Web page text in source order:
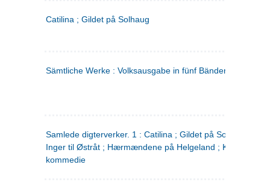
Catilina ; Gildet på Solhaug
Sämtliche Werke : Volksausgabe in fünf Bänden
Samlede digterverker. 1 : Catilina ; Gildet på Solhaug ; Fru
Inger til Østråt ; Hærmændene på Helgeland ;
kommedie